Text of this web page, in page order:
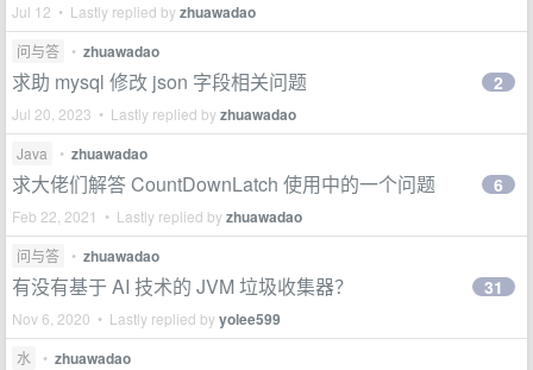
Jul 12 • Lastly replied byzhuawadao
问与答 • zhuawadao
求助 mysql 修改 json 字段相关问题
Jul 20, 2023 • Lastly replied byzhuawadao
2
Java • zhuawadao
求大佬们解答 CountDownLatch 使用中的一个问题
Feb 22, 2021 • Lastly replied byzhuawadao
6
问与答 • zhuawadao
有没有基于 AI 技术的 JVM 垃圾收集器？
Nov 6, 2020 • Lastly replied byyolee599
31
水 • zhuawadao